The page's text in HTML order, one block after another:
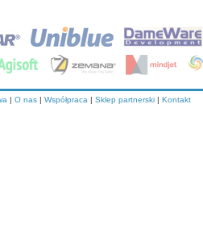
| O nas | Współpraca | Sklep partnerski | Kontakt